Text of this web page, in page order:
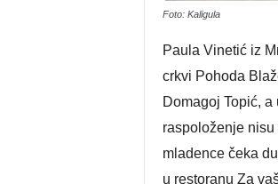
Foto: Kaligula
Paula Vinetić iz
crkvi Pohoda
Domagoj Topić,
raspoloženje
mladence čeka
u restoranu Za